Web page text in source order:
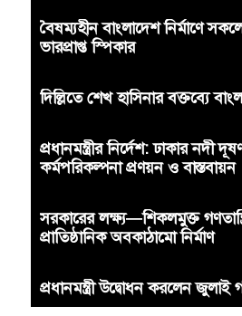
বৈষম্যহীন বাংলাদেশ নির্মাণে
ভারপ্রাপ্ত স্পিকার
দিল্লিতে শেখ হাসিনার বক্তব্যে
প্রধানমন্ত্রীর নির্দেশ: ঢাকার নদী
কর্মপরিকল্পনা প্রণয়ন ও বাস্তবায়ন
সরকারের লক্ষ্য—শিকলমুক্ত
প্রাতিষ্ঠানিক অবকাঠামো নির্মাণ
প্রধানমন্ত্রী উদ্বোধন করলেন